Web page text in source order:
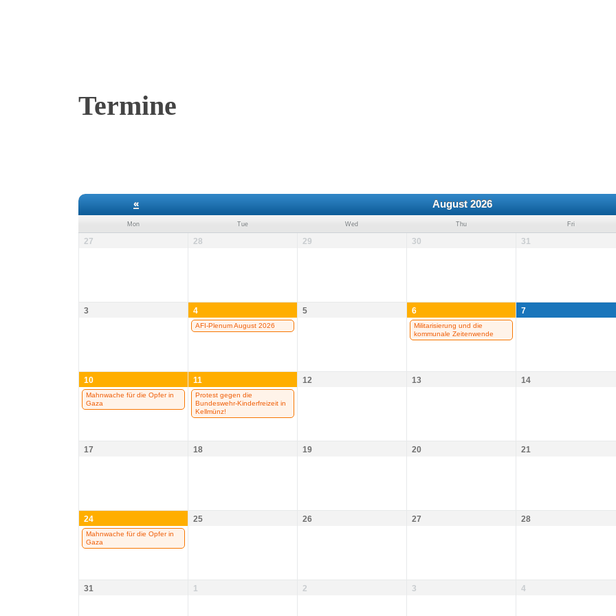
Termine
« August 2026
Mon Tue Wed Thu Fri
27 28 29 30 31
3 4
AFI-Plenum August 2026
5 6
Militarisierung und die
kommunale Zeitenwende
7
10
Mahnwache für die Opfer in
Gaza
11
Protest gegen die
Bundeswehr-Kinderfreizeit in
Kellmünz!
12 13 14
17 18 19 20 21
24
Mahnwache für die Opfer in
Gaza
25 26 27 28
31 1 2 3 4